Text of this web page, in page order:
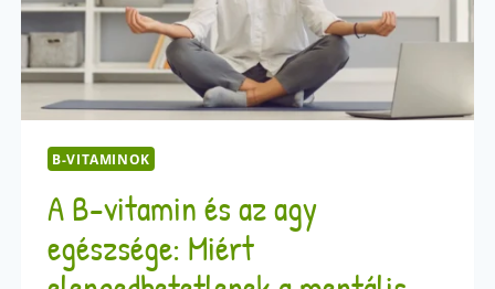
B-VITAMINOK
A B-vitamin és az agy
egészsége: Miért